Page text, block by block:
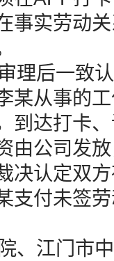
事实劳动
理后一致
某从事的
到达打卡
由公司发
决认定双
支付未签
、江门市